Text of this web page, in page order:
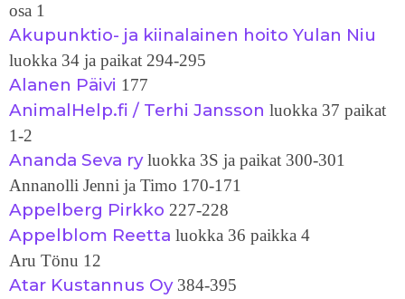
osa 1
Akupunktio- ja kiinalainen hoito Yulan Niu
luokka 34 ja paikat 294-295
Alanen Päivi 177
AnimalHelp.fi / Terhi Jansson luokka 37 paikat
1-2
Ananda Seva ryluokka 3S ja paikat 300-301
Annanolli Jenni ja Timo 170-171
Appelberg Pirkko 227-228
Appelblom Reetta luokka 36 paikka 4
Aru Tönu 12
Atar Kustannus Oy384-395